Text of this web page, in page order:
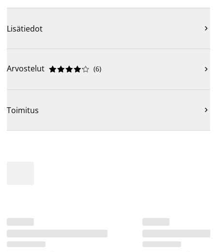
Lisätiedot 
Arvostelut 




 (6) 
Toimitus 